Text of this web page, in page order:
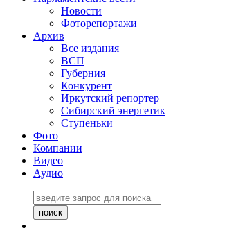
Новости
Фоторепортажи
Архив
Все издания
ВСП
Губерния
Конкурент
Иркутский репортер
Сибирский энергетик
Ступеньки
Фото
Компании
Видео
Аудио